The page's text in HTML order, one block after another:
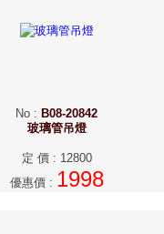
No : B08-20842
玻璃管吊燈
定 價: 12800
優惠價: 1998